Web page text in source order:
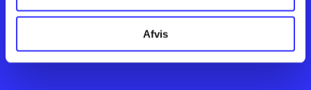
Afvis Feedback
English
Noder